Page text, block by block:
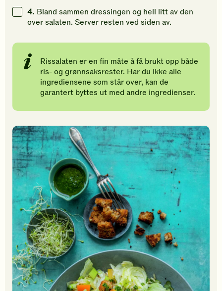
4. Bland sammen dressingen og hell litt av den
over salaten. Server resten ved siden av.
Rissalaten er en fin måte å få brukt opp både
ris- og grønnsaksrester. Har du ikke alle
ingrediensene som står over, kan de
garantert byttes ut med andre ingredienser.